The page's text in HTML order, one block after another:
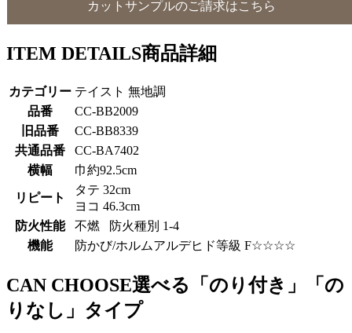
カットサンプルのご請求はこちら
ITEM DETAILS商品詳細
カテゴリー テイスト 無地調
品番
CC-BB2009
旧品番
CC-BB8339
共通品番
CC-BA7402
横幅
巾約92.5cm
リピート
タテ 32cm
ヨコ 46.3cm
防火性能
不燃 防火種別 1-4
機能
防かび/ホルムアルデヒド等級 F☆☆☆☆
CAN CHOOSE選べる「のり付き」「の
りなし」タイプ